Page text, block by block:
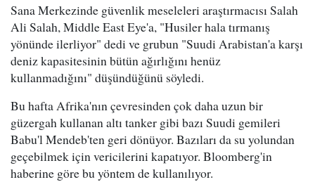
Sana Merkezinde güvenlik meseleleri araştırmacısı Salah
Ali Salah, Middle East Eye'a, "Husiler hala tırmanış
yönünde ilerliyor" dedi ve grubun "Suudi Arabistan'a karşı
deniz kapasitesinin bütün ağırlığını henüz
kullanmadığını" düşündüğünü söyledi.
Bu hafta Afrika'nın çevresinden çok daha uzun bir
güzergah kullanan altı tanker gibi bazı Suudi gemileri
Babu'l Mendeb'ten geri dönüyor. Bazıları da su yolundan
geçebilmek için vericilerini kapatıyor. Bloomberg'in
haberine göre bu yöntem de kullanılıyor.